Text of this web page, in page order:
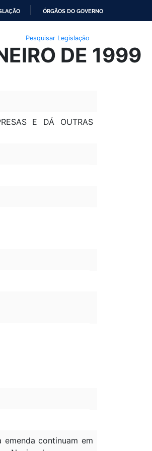
ÓRGÃOS DO GOVERNO
Pesquisar Legislação
DE 1999
E DÁ OUTRAS
continuam em